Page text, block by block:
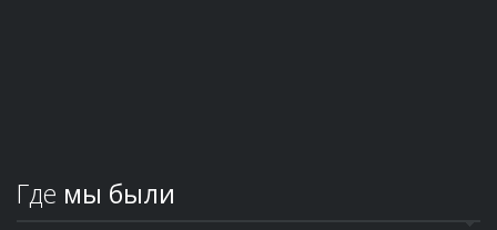
Где мы были